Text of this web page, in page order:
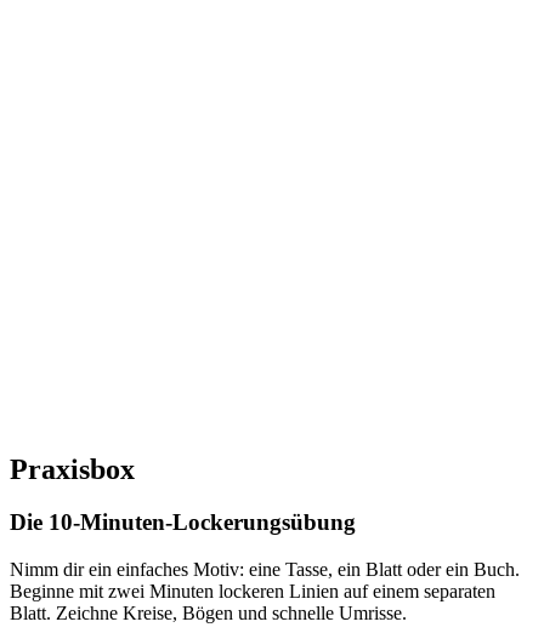
Praxisbox
Die 10-Minuten-Lockerungsübung
Nimm dir ein einfaches Motiv: eine Tasse, ein Blatt oder ein Buch.
Beginne mit zwei Minuten lockeren Linien auf einem separaten
Blatt. Zeichne Kreise, Bögen und schnelle Umrisse.